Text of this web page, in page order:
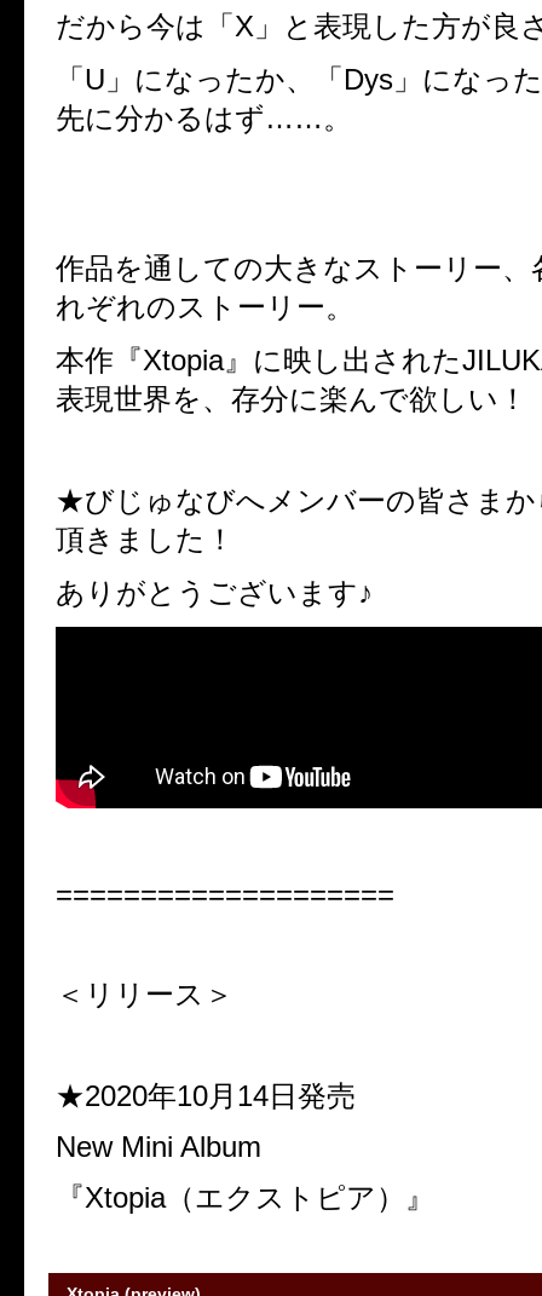
だから今は「X」と表現した方が良
「U」になったか、「Dys」になっ
先に分かるはず……。
作品を通しての大きなストーリー、
れぞれのストーリー。
本作『Xtopia』に映し出された
表現世界を、存分に楽んで欲しい！
★びじゅなびへメンバーの皆さま
頂きました！
ありがとうございます♪
====================
＜リリース＞
★2020年10月14日発売
New Mini Album
『Xtopia（エクストピア）』